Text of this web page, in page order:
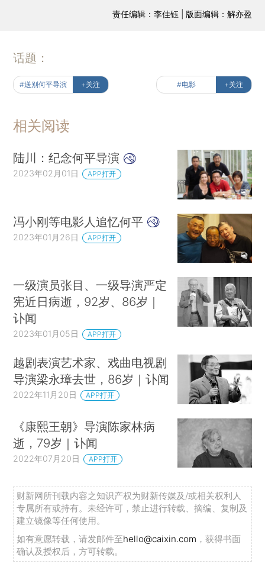
责任编辑：李佳钰 | 版面编辑：解亦盈
话题：
#送别何平导演 +关注 #电影 +关注
相关阅读
陆川：纪念何平导演
2023年02月01日 APP打开
冯小刚等电影人追忆何平
2023年01月26日 APP打开
一级演员张目、一级导演严定
宪近日病逝，92岁、86岁｜
讣闻
2023年01月05日 APP打开
越剧表演艺术家、戏曲电视剧
导演梁永璋去世，86岁｜讣闻
2022年11月20日 APP打开
《康熙王朝》导演陈家林病
逝，79岁｜讣闻
2022年07月20日 APP打开
财新网所刊载内容之知识产权为财新传媒及/或相关权利人
专属所有或持有。未经许可，禁止进行转载、摘编、复制及
建立镜像等任何使用。
如有意愿转载，请发邮件至hello@caixin.com ，获得书面
确认及授权后，方可转载。